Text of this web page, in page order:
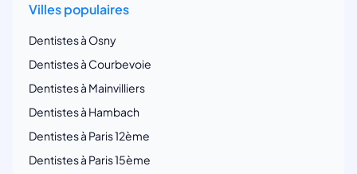
Villes populaires
Dentistes à Osny
Dentistes à Courbevoie
Dentistes à Mainvilliers
Dentistes à Hambach
Dentistes à Paris 12ème
Dentistes à Paris 15ème